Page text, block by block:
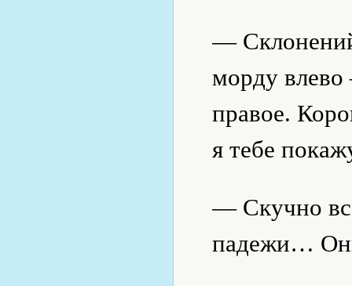
— Склонений
морду
правое.
я тебе
— Скучно
падежи…